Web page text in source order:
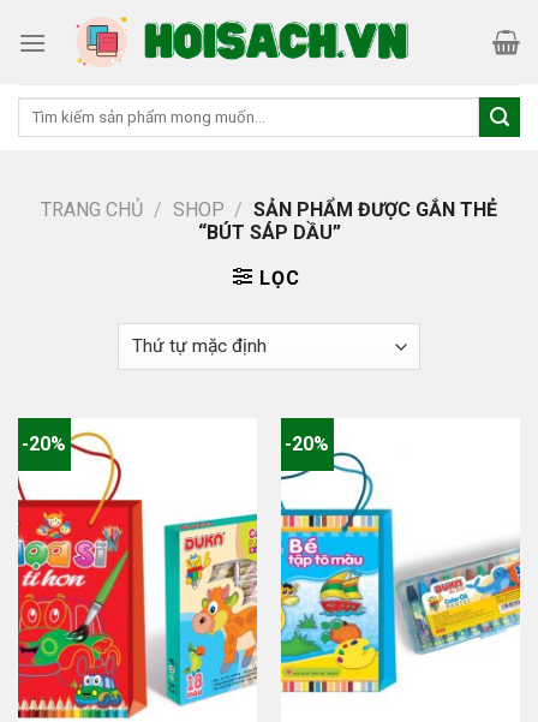
Tìm
TRANG CHỦ / SHOP / SẢN PHẨM ĐƯỢC GẮN THẺ
“BÚT SÁP DẦU”
LỌC
-20% -20%